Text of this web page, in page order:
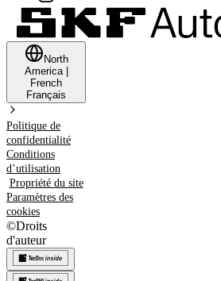
North
America|
French
Français
Politique de
confidentialité
Conditions
d’utilisation
Propriété du site
Paramètres des
cookies
©Droits
d'auteur